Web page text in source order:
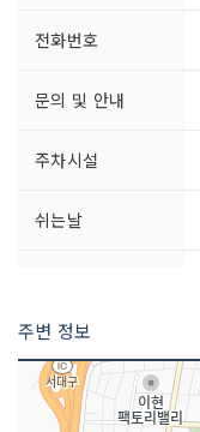
전화번호
문의 및 안내
주차시설
쉬는날
주변 정보